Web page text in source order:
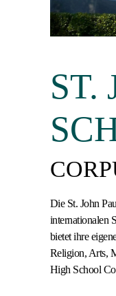
ST.
Die St. John
internationalen
bietet ihre
Religion, Arts,
High School